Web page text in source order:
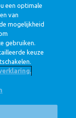
een optimale
van
mogelijkheid
gebruiken.
keuze